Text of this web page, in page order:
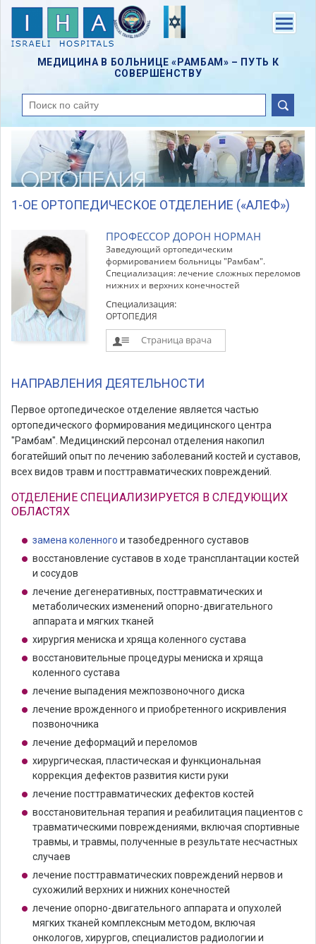
Skip
content
МЕДИЦИНА В БОЛЬНИЦЕ «РАМБАМ» – ПУТЬ К
СОВЕРШЕНСТВУ
поиск
1-ОЕ ОРТОПЕДИЧЕСКОЕ ОТДЕЛЕНИЕ («АЛЕФ»)
ПРОФЕССОР ДОРОН НОРМАН
Заведующий ортопедическим
формированием больницы "Рамбам".
Специализация: лечение сложных переломов
нижних и верхних конечностей
Специализация:
ОРТОПЕДИЯ
Страница врача
НАПРАВЛЕНИЯ ДЕЯТЕЛЬНОСТИ
Первое ортопедическое отделение является частью
ортопедического формирования медицинского центра
"Рамбам". Медицинский персонал отделения накопил
богатейший опыт по лечению заболеваний костей и суставов,
всех видов травм и посттравматических повреждений.
ОТДЕЛЕНИЕ СПЕЦИАЛИЗИРУЕТСЯ В СЛЕДУЮЩИХ
ОБЛАСТЯХ
замена коленного и тазобедренного суставов
восстановление суставов в ходе трансплантации костей
и сосудов
лечение дегенеративных, посттравматических и
метаболических изменений опорно-двигательного
аппарата и мягких тканей
хирургия мениска и хряща коленного сустава
восстановительные процедуры мениска и хряща
коленного сустава
лечение выпадения межпозвоночного диска
лечение врожденного и приобретенного искривления
позвоночника
лечение деформаций и переломов
хирургическая, пластическая и функциональная
коррекция дефектов развития кисти руки
лечение посттравматических дефектов костей
восстановительная терапия и реабилитация пациентов с
травматическими повреждениями, включая спортивные
травмы, и травмы, полученные в результате несчастных
случаев
лечение посттравматических повреждений нервов и
сухожилий верхних и нижних конечностей
лечение опорно-двигательного аппарата и опухолей
мягких тканей комплексным методом, включая
онкологов, хирургов, специалистов радиологии и